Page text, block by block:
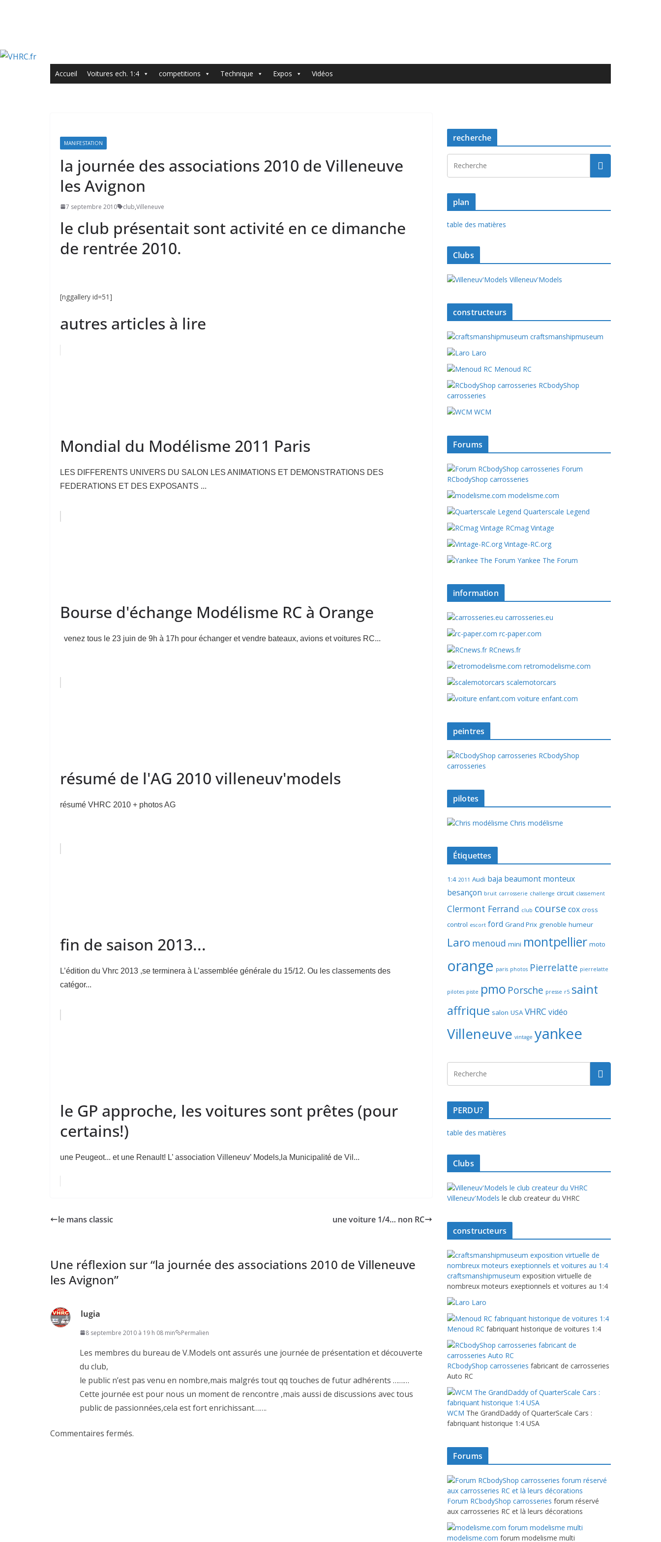
Accueil Voitures ech. 1:4 competitions Technique Expos Vidéos
MANIFESTATION
la journée des associations 2010 de Villeneuve
les Avignon
7 septembre 2010 club,Villeneuve
le club présentait sont activité en ce dimanche
de rentrée 2010.
[nggallery id=51]
autres articles à lire
Mondial du Modélisme 2011 Paris
LES DIFFERENTS UNIVERS DU SALON LES ANIMATIONS ET DEMONSTRATIONS DES
FEDERATIONS ET DES EXPOSANTS ...
Bourse d'échange Modélisme RC à Orange
venez tous le 23 juin de 9h à 17h pour échanger et vendre bateaux, avions et voitures RC...
résumé de l'AG 2010 villeneuv'models
résumé VHRC 2010 + photos AG
fin de saison 2013...
L’édition du Vhrc 2013 ,se terminera à L’assemblée générale du 15/12. Ou les classements des
catégor...
le GP approche, les voitures sont prêtes (pour
certains!)
une Peugeot... et une Renault! L’ association Villeneuv’ Models,la Municipalité de Vil...
le mans classic une voiture 1/4… non RC
Une réflexion sur “la journée des associations 2010 de Villeneuve
les Avignon”
lugia
8 septembre 2010 à 19 h 08 min Permalien
Les membres du bureau de V.Models ont assurés une journée de présentation et découverte
du club,
le public n’est pas venu en nombre,mais malgrés tout qq touches de futur adhérents ………
Cette journée est pour nous un moment de rencontre ,mais aussi de discussions avec tous
public de passionnées,cela est fort enrichissant…….
Commentaires fermés.
recherche
plan
table des matières
Clubs
Villeneuv'Models
constructeurs
craftsmanshipmuseum
Laro
Menoud RC
RCbodyShop
carrosseries
WCM
Forums
Forum
RCbodyShop carrosseries
modelisme.com
Quarterscale Legend
RCmag Vintage
Vintage-RC.org
Yankee The Forum
information
carrosseries.eu
rc-paper.com
RCnews.fr
retromodelisme.com
scalemotorcars
voiture enfant.com
peintres
RCbodyShop
carrosseries
pilotes
Chris modélisme
Étiquettes
1:4 2011 Audi baja beaumont monteux
besançon bruit carrosserie challenge circuit classement
Clermont Ferrand club course cox cross
control escort ford Grand Prix grenoble humeur
Laro menoud mini montpellier moto
orange paris photos Pierrelatte pierrelatte
pilotes piste pmo Porsche presse r5 saint
affrique salon USA VHRC vidéo
Villeneuve vintage yankee
PERDU?
table des matières
Clubs
Villeneuv'Models le club createur du VHRC
constructeurs
craftsmanshipmuseum exposition virtuelle de
nombreux moteurs exeptionnels et voitures au 1:4
Laro
Menoud RC fabriquant historique de voitures 1:4
RCbodyShop carrosseries fabricant de carrosseries
Auto RC
WCM The GrandDaddy of QuarterScale Cars :
fabriquant historique 1:4 USA
Forums
Forum RCbodyShop carrosseries forum réservé
aux carrosseries RC et là leurs décorations
modelisme.com forum modelisme multi